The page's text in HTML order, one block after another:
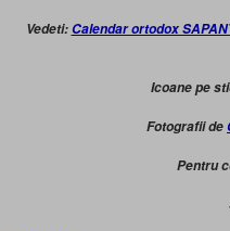
Vedeti: Calendar ortodox
Icoane pe
Fotografii de
Pentru